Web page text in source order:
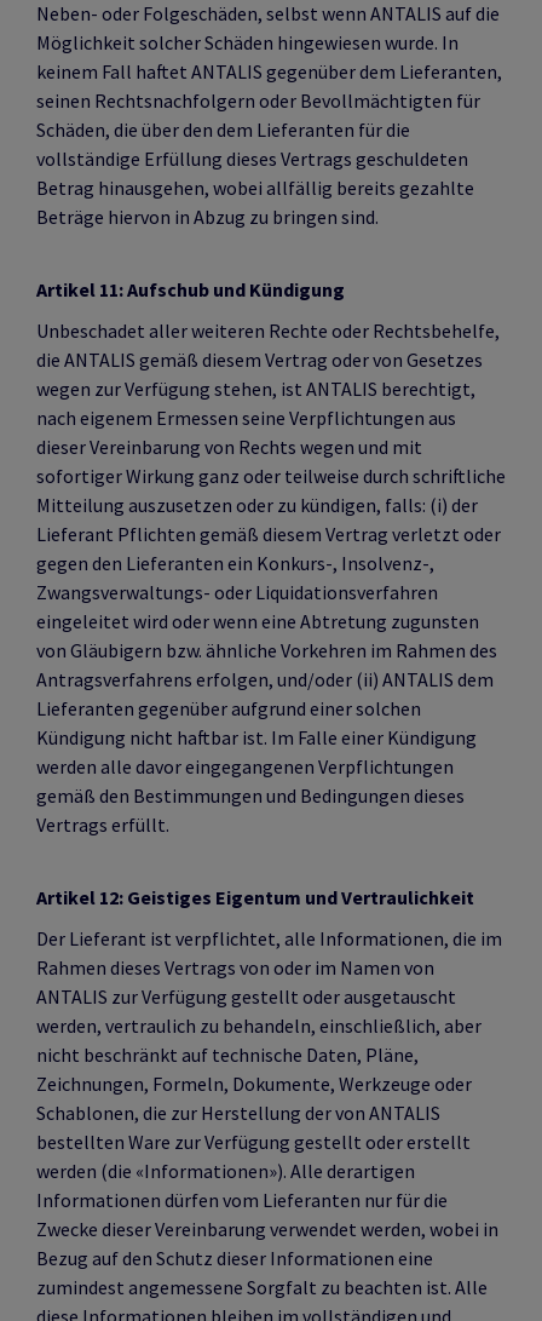
Neben- oder Folgeschäden, selbst wenn ANTALIS auf die
Möglichkeit solcher Schäden hingewiesen wurde. In
keinem Fall haftet ANTALIS gegenüber dem Lieferanten,
seinen Rechtsnachfolgern oder Bevollmächtigten für
Schäden, die über den dem Lieferanten für die
vollständige Erfüllung dieses Vertrags geschuldeten
Betrag hinausgehen, wobei allfällig bereits gezahlte
Beträge hiervon in Abzug zu bringen sind.
Artikel 11: Aufschub und Kündigung
Unbeschadet aller weiteren Rechte oder Rechtsbehelfe,
die ANTALIS gemäß diesem Vertrag oder von Gesetzes
wegen zur Verfügung stehen, ist ANTALIS berechtigt,
nach eigenem Ermessen seine Verpflichtungen aus
dieser Vereinbarung von Rechts wegen und mit
sofortiger Wirkung ganz oder teilweise durch schriftliche
Mitteilung auszusetzen oder zu kündigen, falls: (i) der
Lieferant Pflichten gemäß diesem Vertrag verletzt oder
gegen den Lieferanten ein Konkurs-, Insolvenz-,
Zwangsverwaltungs- oder Liquidationsverfahren
eingeleitet wird oder wenn eine Abtretung zugunsten
von Gläubigern bzw. ähnliche Vorkehren im Rahmen des
Antragsverfahrens erfolgen, und/oder (ii) ANTALIS dem
Lieferanten gegenüber aufgrund einer solchen
Kündigung nicht haftbar ist. Im Falle einer Kündigung
werden alle davor eingegangenen Verpflichtungen
gemäß den Bestimmungen und Bedingungen dieses
Vertrags erfüllt.
Artikel 12: Geistiges Eigentum und Vertraulichkeit
Der Lieferant ist verpflichtet, alle Informationen, die im
Rahmen dieses Vertrags von oder im Namen von
ANTALIS zur Verfügung gestellt oder ausgetauscht
werden, vertraulich zu behandeln, einschließlich, aber
nicht beschränkt auf technische Daten, Pläne,
Zeichnungen, Formeln, Dokumente, Werkzeuge oder
Schablonen, die zur Herstellung der von ANTALIS
bestellten Ware zur Verfügung gestellt oder erstellt
werden (die «Informationen»). Alle derartigen
Informationen dürfen vom Lieferanten nur für die
Zwecke dieser Vereinbarung verwendet werden, wobei in
Bezug auf den Schutz dieser Informationen eine
zumindest angemessene Sorgfalt zu beachten ist. Alle
diese Informationen bleiben im vollständigen und